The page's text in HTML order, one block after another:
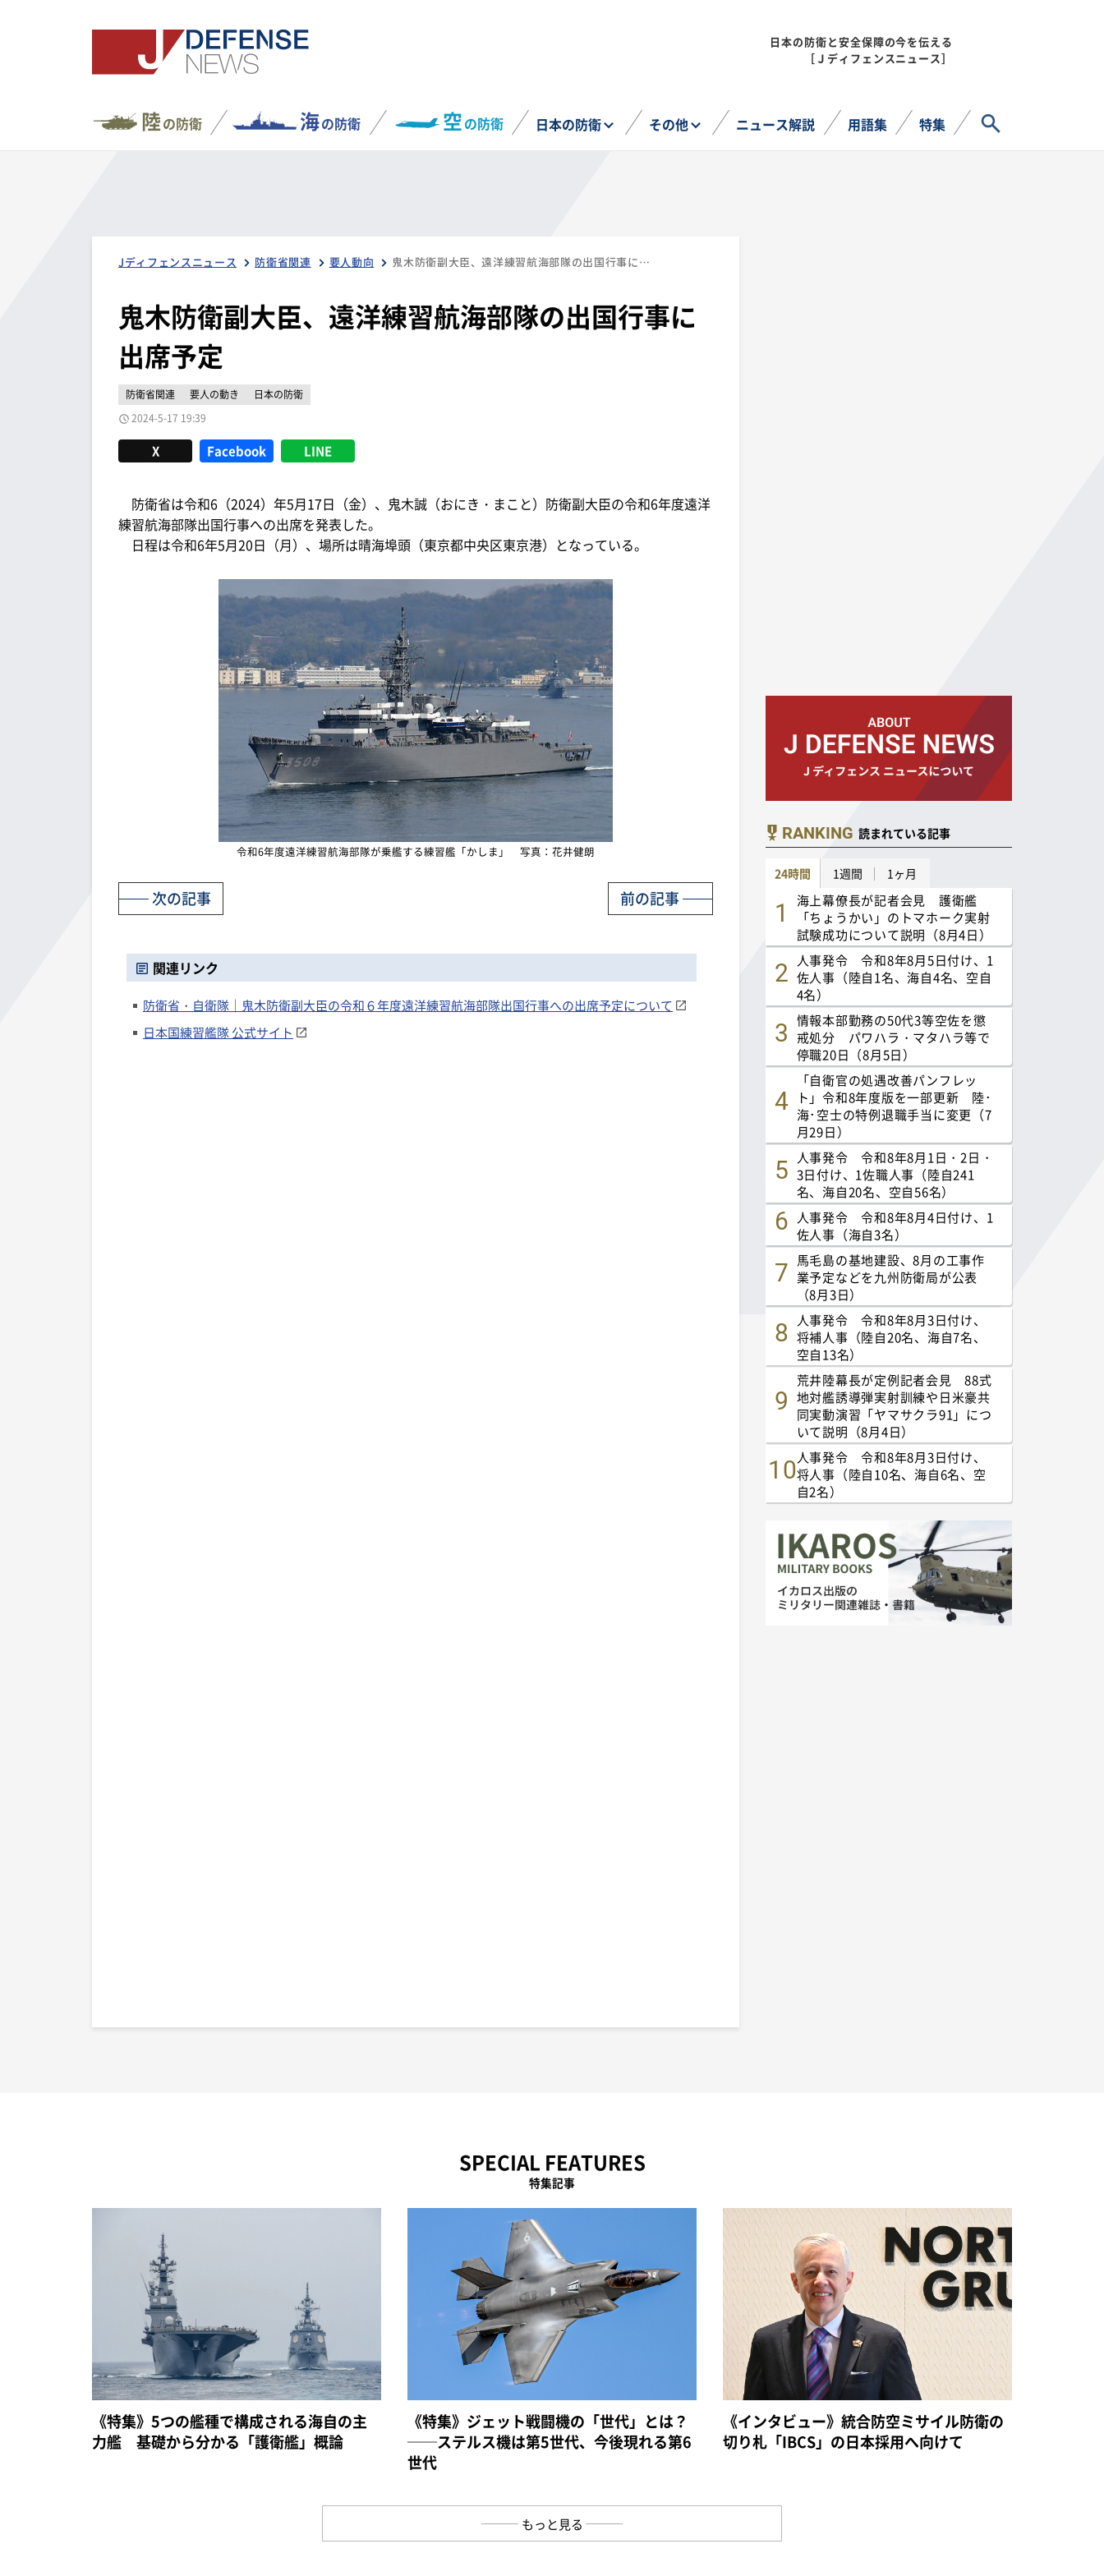
日本の防衛と安全保障の今を伝える
［Ｊディフェンスニュース］
陸の防衛 海の防衛 空の防衛 日本の防衛 その他 ニュース解説 用語集 特集
Jディフェンスニュース 防衛省関連 要人動向 鬼木防衛副大臣、遠洋練習航海部隊の出国行事に出席予定
鬼木防衛副大臣、遠洋練習航海部隊の出国行事に
出席予定
防衛省関連 要人の動き
日本の防衛
2024-5-17 19:39
X Facebook LINE
防衛省は令和6（2024）年5月17日（金）、鬼木誠（おにき・まこと）防衛副大臣の令和6年度遠洋
練習航海部隊出国行事への出席を発表した。
日程は令和6年5月20日（月）、場所は晴海埠頭（東京都中央区東京港）となっている。
令和6年度遠洋練習航海部隊が乗艦する練習艦「かしま」 写真：花井健朗
前の記事
次の記事
関連リンク
防衛省・自衛隊｜鬼木防衛副大臣の令和６年度遠洋練習航海部隊出国行事への出席予定について
日本国練習艦隊 公式サイト
RANKING 読まれている記事
24時間 1週間 1ヶ月
海上幕僚長が記者会見 護衛艦
「ちょうかい」のトマホーク実射
試験成功について説明（8月4日）
人事発令 令和8年8月5日付け、1
佐人事（陸自1名、海自4名、空自
4名）
情報本部勤務の50代3等空佐を懲
戒処分 パワハラ・マタハラ等で
停職20日（8月5日）
「自衛官の処遇改善パンフレッ
ト」令和8年度版を一部更新 陸･
海･空士の特例退職手当に変更（7
月29日）
人事発令 令和8年8月1日・2日・
3日付け、1佐職人事（陸自241
名、海自20名、空自56名）
人事発令 令和8年8月4日付け、1
佐人事（海自3名）
馬毛島の基地建設、8月の工事作
業予定などを九州防衛局が公表
（8月3日）
人事発令 令和8年8月3日付け、
将補人事（陸自20名、海自7名、
空自13名）
荒井陸幕長が定例記者会見 88式
地対艦誘導弾実射訓練や日米豪共
同実動演習「ヤマサクラ91」につ
いて説明（8月4日）
人事発令 令和8年8月3日付け、
将人事（陸自10名、海自6名、空
自2名）
SPECIAL FEATURES
特集記事
《特集》5つの艦種で構成される海自の主
力艦 基礎から分かる「護衛艦」概論
《特集》ジェット戦闘機の「世代」とは？
──ステルス機は第5世代、今後現れる第6
世代
《インタビュー》統合防空ミサイル防衛の
切り札「IBCS」の日本採用へ向けて
もっと見る